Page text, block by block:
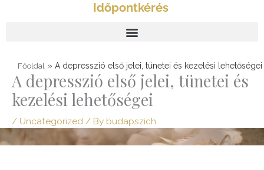
Időpontkérés
Főoldal » A depresszió első jelei, tünetei és kezelési lehetőségei
A depresszió első jelei, tünetei és
kezelési lehetőségei
/ Uncategorized / By budapszich